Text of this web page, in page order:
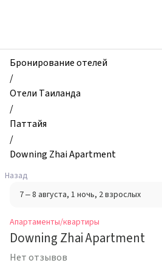
и
квартиры,
Downing
Zhai
Apartment,
Паттайя,
Таиланд
Бронирование отелей
/
Отели Таиланда
/
Паттайя
/
Downing Zhai Apartment
Назад
7 – 8 августа, 1 ночь, 2 взрослых
Апартаменты/квартиры
Downing Zhai Apartment
Нет отзывов